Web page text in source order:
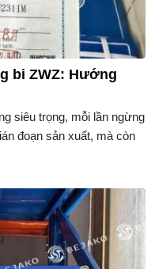
bi ZWZ: Hướng
siêu trọng, mỗi lần ngừng
đoạn sản xuất, mà còn